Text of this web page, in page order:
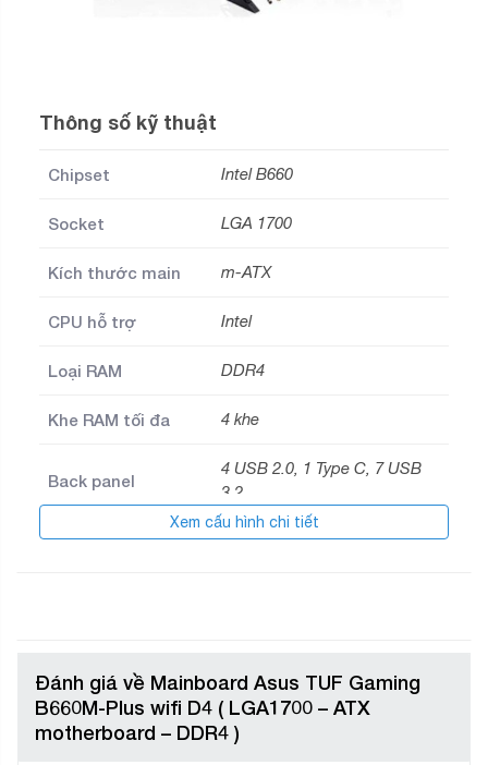
Thông số kỹ thuật
Chipset Intel B660
Socket LGA 1700
Kích thước main m-ATX
CPU hỗ trợ Intel
Loại RAM DDR4
Khe RAM tối đa 4 khe
Back panel
4 USB 2.0, 1 Type C, 7 USB
3.2
Thương hiệu Asus
Xem cấu hình chi tiết
Đánh giá về Mainboard Asus TUF Gaming
B660M-Plus wifi D4 ( LGA1700 – ATX
motherboard – DDR4 )